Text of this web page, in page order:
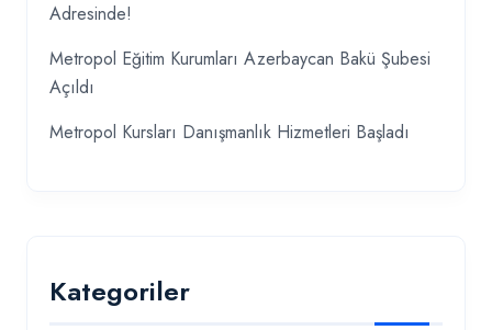
Adresinde!
Metropol Eğitim Kurumları Azerbaycan Bakü Şubesi
Açıldı
Metropol Kursları Danışmanlık Hizmetleri Başladı
Kategoriler